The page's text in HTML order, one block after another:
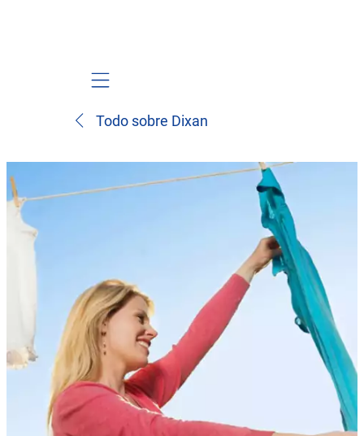
Mobile navigation
Todo sobre Dixan